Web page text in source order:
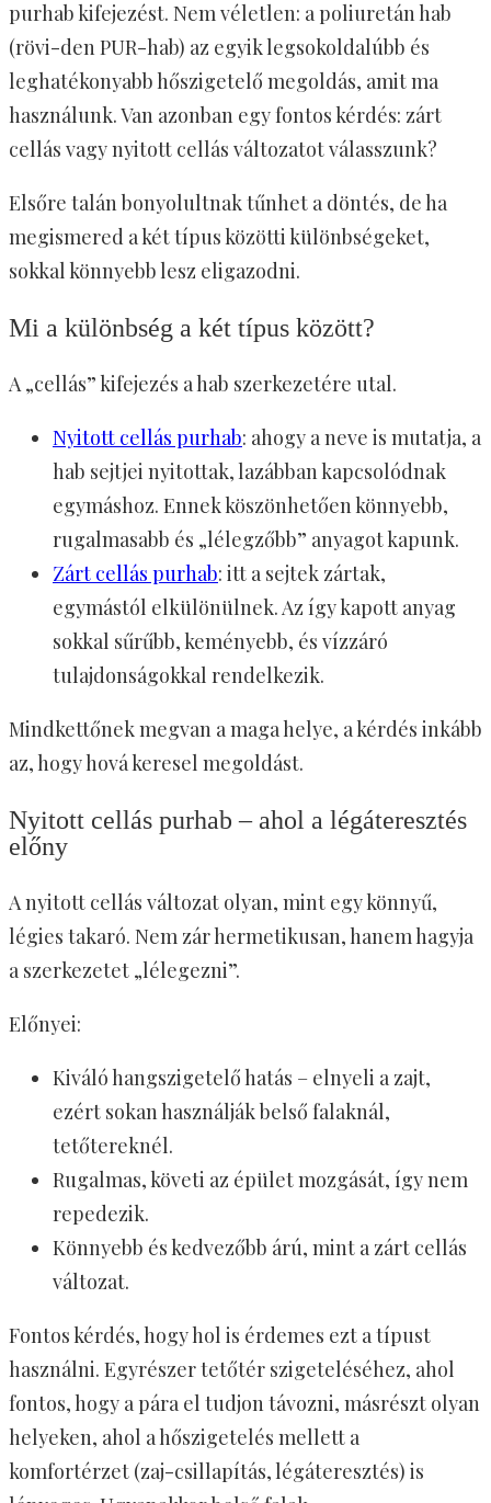
purhab kifejezést. Nem véletlen: a poliuretán hab
(rövi-den PUR-hab) az egyik legsokoldalúbb és
leghatékonyabb hőszigetelő megoldás, amit ma
használunk. Van azonban egy fontos kérdés: zárt
cellás vagy nyitott cellás változatot válasszunk?
Elsőre talán bonyolultnak tűnhet a döntés, de ha
megismered a két típus közötti különbségeket,
sokkal könnyebb lesz eligazodni.
Mi a különbség a két típus között?
A „cellás” kifejezés a hab szerkezetére utal.
Nyitott cellás purhab: ahogy a neve is mutatja, a
hab sejtjei nyitottak, lazábban kapcsolódnak
egymáshoz. Ennek köszönhetően könnyebb,
rugalmasabb és „lélegzőbb” anyagot kapunk.
Zárt cellás purhab: itt a sejtek zártak,
egymástól elkülönülnek. Az így kapott anyag
sokkal sűrűbb, keményebb, és vízzáró
tulajdonságokkal rendelkezik.
Mindkettőnek megvan a maga helye, a kérdés inkább
az, hogy hová keresel megoldást.
Nyitott cellás purhab – ahol a légáteresztés
előny
A nyitott cellás változat olyan, mint egy könnyű,
légies takaró. Nem zár hermetikusan, hanem hagyja
a szerkezetet „lélegezni”.
Előnyei:
Kiváló hangszigetelő hatás – elnyeli a zajt,
ezért sokan használják belső falaknál,
tetőtereknél.
Rugalmas, követi az épület mozgását, így nem
repedezik.
Könnyebb és kedvezőbb árú, mint a zárt cellás
változat.
Fontos kérdés, hogy hol is érdemes ezt a típust
használni. Egyrészer tetőtér szigeteléséhez, ahol
fontos, hogy a pára el tudjon távozni, másrészt olyan
helyeken, ahol a hőszigetelés mellett a
komfortérzet (zaj-csillapítás, légáteresztés) is